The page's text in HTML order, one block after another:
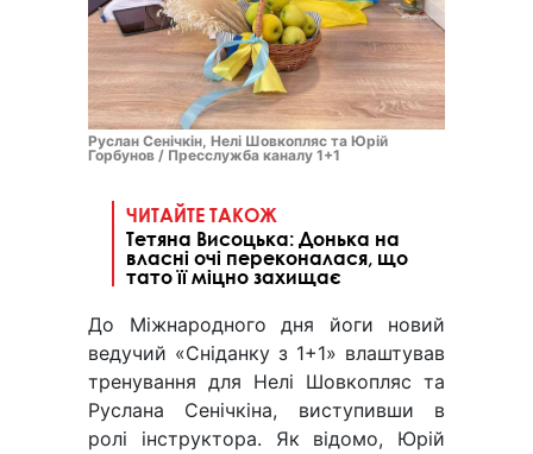
Руслан Сенічкін, Нелі Шовкопляс та Юрій
Горбунов / Пресслужба каналу 1+1
ЧИТАЙТЕ ТАКОЖ
Тетяна Висоцька: Донька на
власні очі переконалася, що
тато її міцно захищає
До Міжнародного дня йоги новий
ведучий «Сніданку з 1+1» влаштував
тренування для Нелі Шовкопляс та
Руслана Сенічкіна, виступивши в
ролі інструктора. Як відомо, Юрій